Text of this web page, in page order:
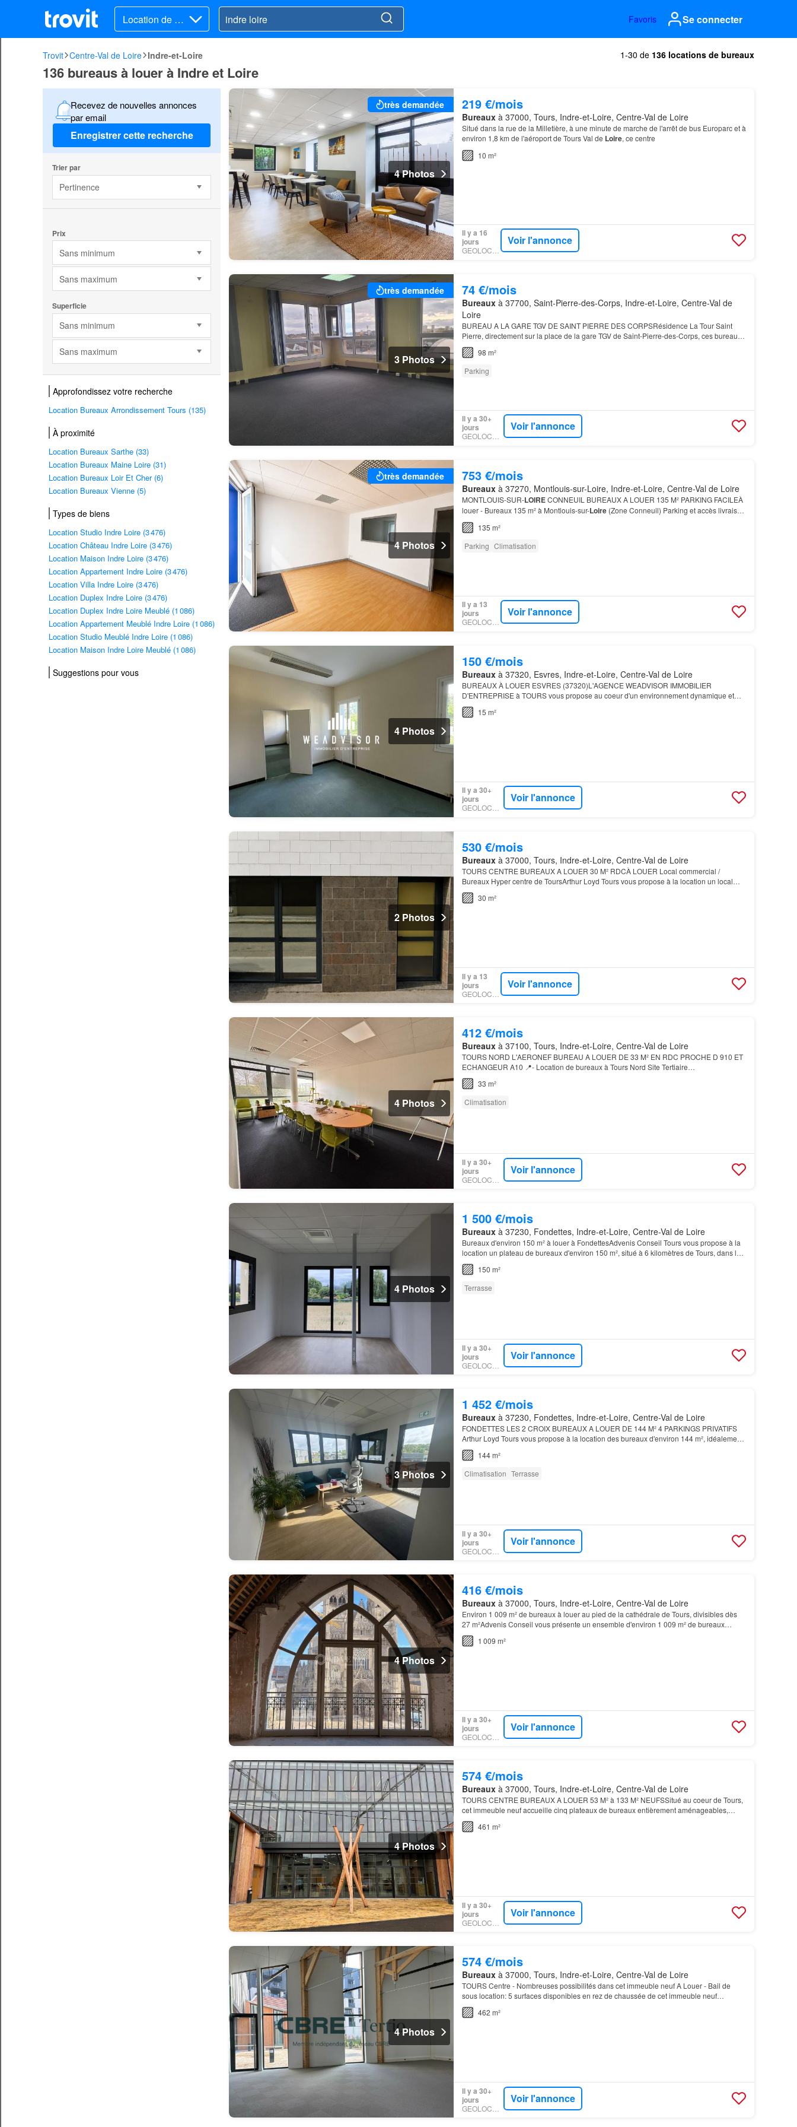
Location de Bur
eaux
Favoris Se connecter
Trovit Centre-Val de Loire Indre-et-Loire 1-30 de 136 locations de bureaux
136 bureaus à louer à Indre et Loire
Recevez de nouvelles annonces
par email
Enregistrer cette recherche
Trier par
Pertinence
Prix
Sans minimum
Sans maximum
Superficie
Sans minimum
Sans maximum
Approfondissez votre recherche
Location Bureaux Arrondissement Tours (135)
À proximité
Location Bureaux Sarthe (33)
Location Bureaux Maine Loire (31)
Location Bureaux Loir Et Cher (6)
Location Bureaux Vienne (5)
Types de biens
Location Studio Indre Loire (3 476)
Location Château Indre Loire (3 476)
Location Maison Indre Loire (3 476)
Location Appartement Indre Loire (3 476)
Location Villa Indre Loire (3 476)
Location Duplex Indre Loire (3 476)
Location Duplex Indre Loire Meublé (1 086)
Location Appartement Meublé Indre Loire (1 086)
Location Studio Meublé Indre Loire (1 086)
Location Maison Indre Loire Meublé (1 086)
Suggestions pour vous
très demandée
4 Photos
219 €/mois
Bureauxà 37000, Tours, Indre-et-Loire, Centre-Val de Loire
Situé dans la rue de la Milletière, à une minute de marche de l'arrêt de bus Europarc et à
environ 1,8 km de l'aéroport de Tours Val de Loire, ce centre
10 m²
Il y a 16
jours
GEOLOCAUX
Voir l'annonce
très demandée
3 Photos
74 €/mois
Bureauxà 37700, Saint-Pierre-des-Corps, Indre-et-Loire, Centre-Val de
Loire
BUREAU A LA GARE TGV DE SAINT PIERRE DES CORPSRésidence La Tour Saint
Pierre, directement sur la place de la gare TGV de Saint-Pierre-des-Corps, ces bureaux
profitent d’un emplacement stratégique, notamment pour les déplaceme…
98 m²
Parking
Il y a 30+
jours
GEOLOCAUX
Voir l'annonce
très demandée
4 Photos
753 €/mois
Bureauxà 37270, Montlouis-sur-Loire, Indre-et-Loire, Centre-Val de Loire
MONTLOUIS-SUR-LOIRECONNEUIL BUREAUX A LOUER 135 M² PARKING FACILEÀ
louer - Bureaux 135 m² à Montlouis-sur-Loire(Zone Conneuil) Parking et accès livraison
📍- Montlouis-sur-
135 m²
Parking Climatisation
Il y a 13
jours
GEOLOCAUX
Voir l'annonce
4 Photos
150 €/mois
Bureauxà 37320, Esvres, Indre-et-Loire, Centre-Val de Loire
BUREAUX À LOUER ESVRES (37320)L'AGENCE WEADVISOR IMMOBILIER
D'ENTREPRISE à TOURS vous propose au coeur d'un environnement dynamique et
agréable à ESVRES, ces bureaux bénéficiant d'un emplacement stratégique au sud de
Tours, a…
15 m²
Il y a 30+
jours
GEOLOCAUX
Voir l'annonce
2 Photos
530 €/mois
Bureauxà 37000, Tours, Indre-et-Loire, Centre-Val de Loire
TOURS CENTRE BUREAUX A LOUER 30 M² RDCÀ LOUER Local commercial /
Bureaux Hyper centre de ToursArthur Loyd Tours vous propose à la location un local
professionnel en rez-de-chaussée à usage de bureaux commerciaux, en hyper cen…
30 m²
Il y a 13
jours
Voir l'annonce
4 Photos
412 €/mois
Bureauxà 37100, Tours, Indre-et-Loire, Centre-Val de Loire
TOURS NORD L'AERONEF BUREAU A LOUER DE 33 M² EN RDC PROCHE D 910 ET
ECHANGEUR A10 📍- Location de bureaux à Tours Nord Site Tertiaire
L'AéronefIdéalement située à Tours Nord, sur le site tertiaire L'Aéronef, cette surfa…
33 m²
Climatisation
Il y a 30+
jours
Voir l'annonce
4 Photos
1 500 €/mois
Bureauxà 37230, Fondettes, Indre-et-Loire, Centre-Val de Loire
Bureaux d'environ 150 m² à louer à FondettesAdvenis Conseil Tours vous propose à la
location un plateau de bureaux d'environ 150 m², situé à 6 kilomètres de Tours, dans la
zone d'activités des Deux Croix à Fondettes, à proxim…
150 m²
Terrasse
Il y a 30+
jours
Voir l'annonce
3 Photos
1 452 €/mois
Bureauxà 37230, Fondettes, Indre-et-Loire, Centre-Val de Loire
FONDETTES LES 2 CROIX BUREAUX A LOUER DE 144 M² 4 PARKINGS PRIVATIFS
Arthur Loyd Tours vous propose à la location des bureaux d'environ 144 m², idéalement
situés à Fondettes, au sein du site d'activités des 2 Croix, dans un e…
144 m²
Climatisation Terrasse
Il y a 30+
jours
Voir l'annonce
4 Photos
416 €/mois
Bureauxà 37000, Tours, Indre-et-Loire, Centre-Val de Loire
Environ 1 009 m² de bureaux à louer au pied de la cathédrale de Tours, divisibles dès
27 m²Advenis Conseil vous présente un ensemble d'environ 1 009 m² de bureaux
exceptionnels, aménagés au sein de bâtiments entièrement réhab…
1 009 m²
Il y a 30+
jours
Voir l'annonce
4 Photos
574 €/mois
Bureauxà 37000, Tours, Indre-et-Loire, Centre-Val de Loire
TOURS CENTRE BUREAUX A LOUER 53 M² à 133 M² NEUFSSitué au coeur de Tours,
cet immeuble neuf accueille cinq plateaux de bureaux entièrement aménageables,
pensés pour valoriser l'image des entreprises et améliorer le confort de…
461 m²
Il y a 30+
jours
Voir l'annonce
4 Photos
574 €/mois
Bureauxà 37000, Tours, Indre-et-Loire, Centre-Val de Loire
TOURS Centre - Nombreuses possibilités dans cet immeuble neuf A Louer - Bail de
sous location: 5 surfaces disponibles en rez de chaussée de cet immeuble neuf…
462 m²
Il y a 30+
jours
Voir l'annonce